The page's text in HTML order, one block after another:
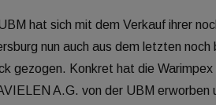
hat sich mit dem Verkauf ihrer
nun auch aus dem letzten
gezogen. Konkret hat die
A.G. von der UBM erworben